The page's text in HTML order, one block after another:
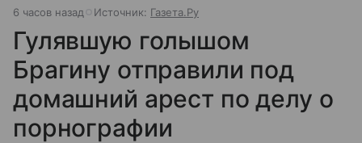
6 часов назад Источник: Газета.Ру
Гулявшую голышом
Брагину отправили под
домашний арест по делу о
порнографии